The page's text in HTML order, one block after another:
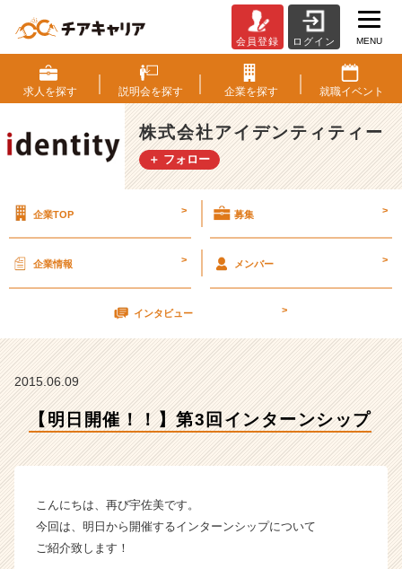
日
開
催！！】
第
3
回
ー
ッ
プ
イ
ン
ィ
テ
会員登録 ログイン MENU
求人を探す 説明会を探す 企業を探す 就職イベント
株式会社アイデンティティー
＋ フォロー
企業TOP > 募集 >
企業情報 > メンバー >
インタビュー >
2015.06.09
【明日開催！！】第3回インターンシップ
こんにちは、再び宇佐美です。
今回は、明日から開催するインターンシップについて
ご紹介致します！